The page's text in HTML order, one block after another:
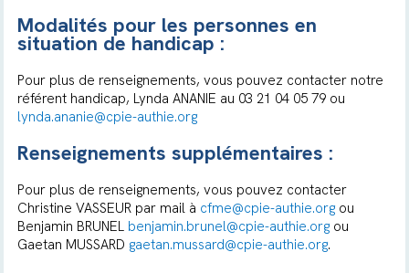
Modalités pour les personnes en
situation de handicap :
Pour plus de renseignements, vous pouvez contacter notre
référent handicap, Lynda ANANIE au 03 21 04 05 79 ou
lynda.ananie@cpie-authie.org
Renseignements supplémentaires :
Pour plus de renseignements, vous pouvez contacter
Christine VASSEUR par mail à cfme@cpie-authie.orgou
Benjamin BRUNEL benjamin.brunel@cpie-authie.org ou
Gaetan MUSSARD gaetan.mussard@cpie-authie.org.